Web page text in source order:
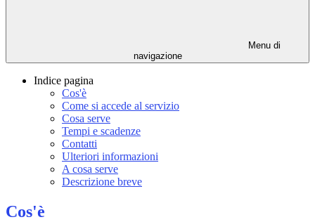
Menu di
navigazione
Indice pagina
Cos'è
Come si accede al servizio
Cosa serve
Tempi e scadenze
Contatti
Ulteriori informazioni
A cosa serve
Descrizione breve
Cos'è